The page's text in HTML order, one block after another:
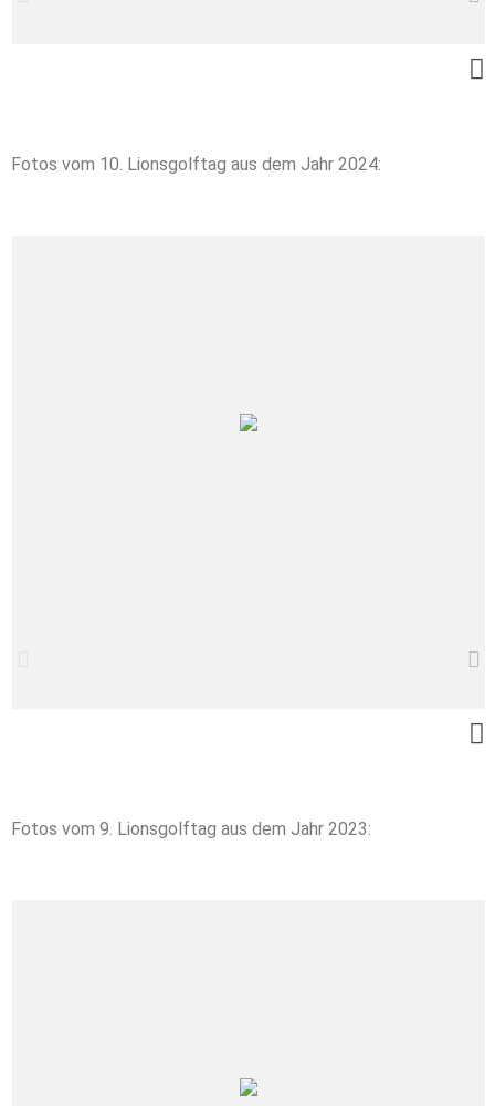
Fotos vom 10. Lionsgolftag aus dem Jahr 2024:
Fotos vom 9. Lionsgolftag aus dem Jahr 2023: